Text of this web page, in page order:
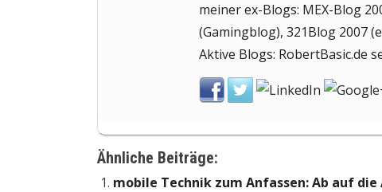
meiner ex-Blogs: MEX-Blog
(Gamingblog), 321Blog 2007
Aktive Blogs: RobertBasic.de
Ähnliche Beiträge:
mobile Technik zum Anfassen: Ab auf die